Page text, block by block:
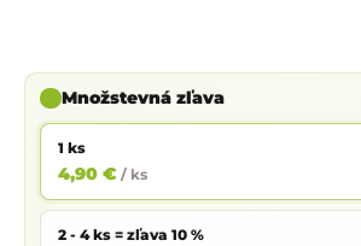
Množstevná zľava
1 ks
4,90 € / ks
2 - 4 ks = zľava 10 %